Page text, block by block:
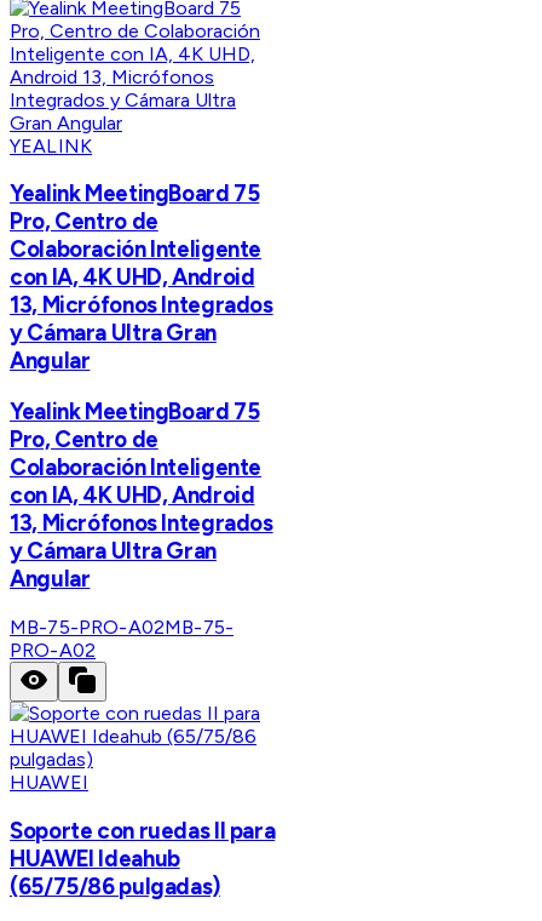
YEALINK
Yealink MeetingBoard 75
Pro, Centro de
Colaboración Inteligente
con IA, 4K UHD, Android
13, Micrófonos Integrados
y Cámara Ultra Gran
Angular
Yealink MeetingBoard 75
Pro, Centro de
Colaboración Inteligente
con IA, 4K UHD, Android
13, Micrófonos Integrados
y Cámara Ultra Gran
Angular
MB-75-PRO-A02MB-75-
PRO-A02
HUAWEI
Soporte con ruedas II para
HUAWEI Ideahub
(65/75/86 pulgadas)